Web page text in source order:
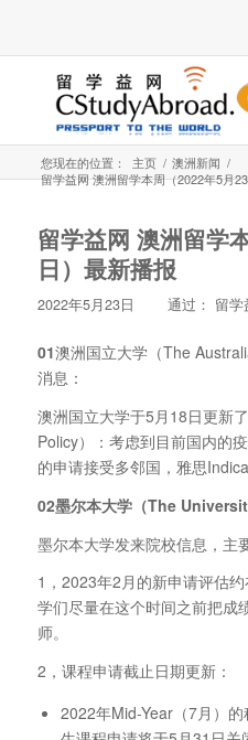
您现在的位置： 主页 / 澳洲新闻 /
留学益网 澳洲留学本周（2022年5月
留学益网 澳洲留学
日）最新播报
2022年5月23日 通过： 留学
01澳洲国立大学（The
消息：
澳洲国立大学于5月18日更新
Policy）：考虑到目前国内的
的申请接受多邻国，雅思
02墨尔本大学（The
墨尔本大学发来院校信息，主
1，2023年2月的新申请评估
学们尽量在这个时间之前把成
师。
2，课程申请截止日期更新：
2022年Mid-Year（7月）